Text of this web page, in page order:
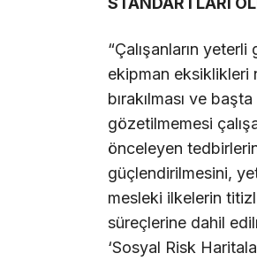
“Çalışanların
ekipman eksiklikleri
bırakılması ve
gözetilmemesi
önceleyen tedbirlerin
güçlendirilmesini,
mesleki ilkelerin
süreçlerine dahil
‘Sosyal Risk